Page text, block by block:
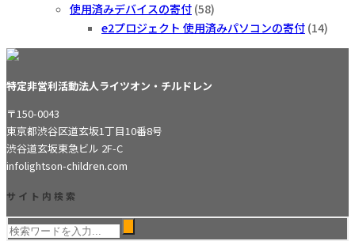
使用済みデバイスの寄付 (58)
e2プロジェクト 使用済みパソコンの寄付 (14)
特定非営利活動法人ライツオン・チルドレン
〒150-0043
東京都渋谷区道玄坂1丁目10番8号
渋谷道玄坂東急ビル 2F-C
infolightson-children.com
サイト内検索